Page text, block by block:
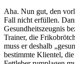
Aha. Nun gut, den
Fall nicht erfüllen.
Gesundheitszeugnis
Trainer, die
muss er deshalb
bestimmte Klientel,